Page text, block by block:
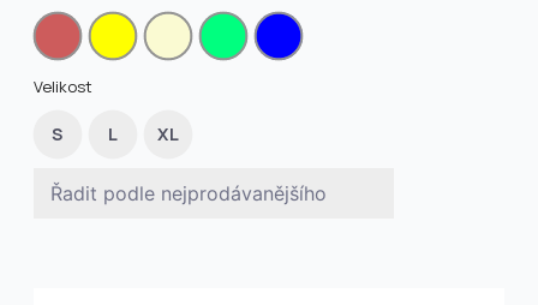
Velikost
S L XL